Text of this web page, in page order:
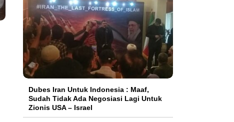
Dubes Iran Untuk Indonesia : Maaf,
Sudah Tidak Ada Negosiasi Lagi Untuk
Zionis USA – Israel